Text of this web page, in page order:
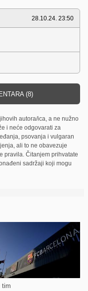
28.10.24. 23:50
(8)
autora/ica, a ne nužno
i neće odgovarati za
psovanja i vulgaran
ali to ne obavezuje
pravila. Čitanjem prihvatate
sadržaji koji mogu
tim